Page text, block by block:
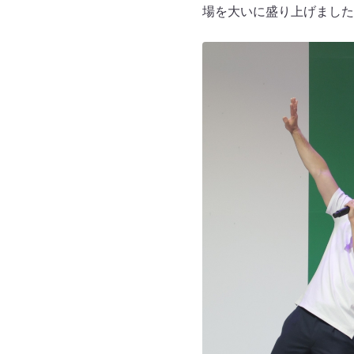
場を大いに盛り上げまし